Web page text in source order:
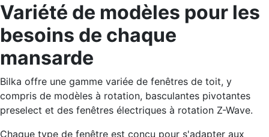
Variété de modèles pour les
besoins de chaque
mansarde
Bilka offre une gamme variée de fenêtres de toit, y
compris de modèles à rotation, basculantes pivotantes
preselect et des fenêtres électriques à rotation Z-Wave.
Chaque type de fenêtre est conçu pour s'adapter aux